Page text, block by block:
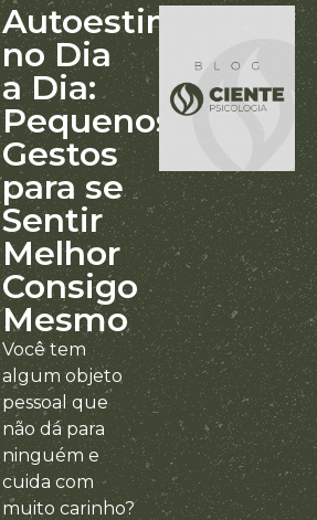
Autoestima
no Dia
a Dia:
Pequenos
Gestos
para se
Sentir
Melhor
Consigo
Mesmo
Você tem
algum objeto
pessoal que
não dá para
ninguém e
cuida com
muito carinho?